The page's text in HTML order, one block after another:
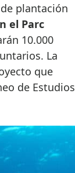
plantación
el Parc
10.000
La
que
de Estudios